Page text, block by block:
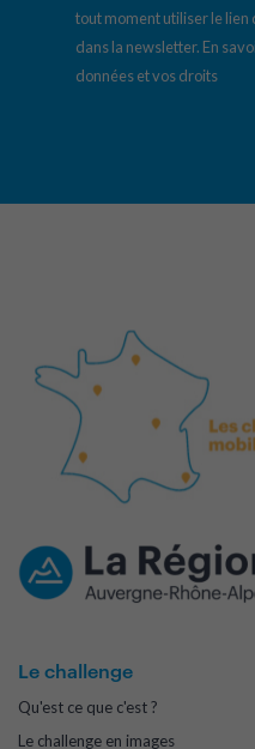
tout moment utiliser le
dans la newsletter. En
données et vos droits
Le challenge
Qu'est ce que c'est ?
Le challenge en images